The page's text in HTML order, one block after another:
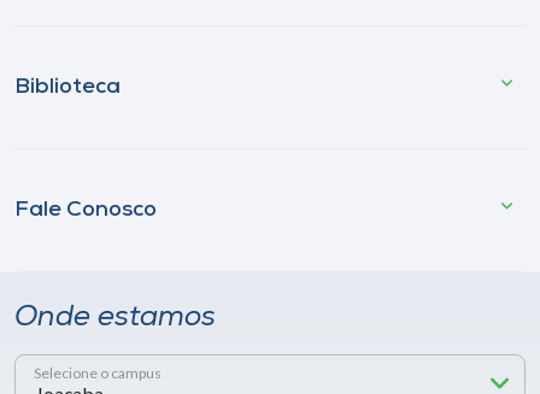
Biblioteca
Fale Conosco
Onde estamos
Selecione o campus